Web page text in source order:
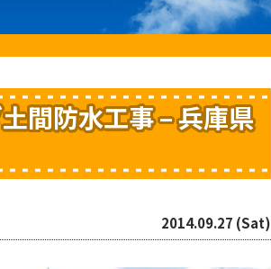
間防水工事 – 兵庫県
2014.09.27 (Sat)